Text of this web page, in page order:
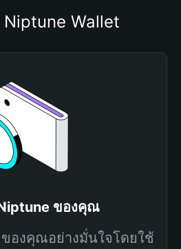
Niptune Wallet
ของคุณ
องคุณอย่างมั่นใจโดยใช้